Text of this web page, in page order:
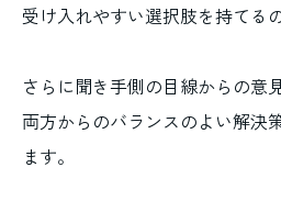
受け入れやすい選択肢を持てる
さらに聞き手側の目線からの意
両方からのバランスのよい解決
ます。